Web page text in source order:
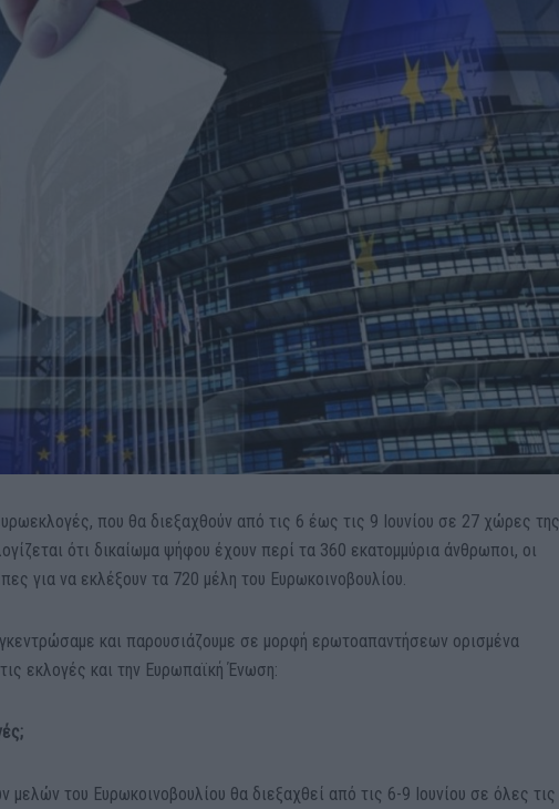
που θα διεξαχθούν από τις 6 έως τις 9 Ιουνίου σε 27 χώρες της
ότι δικαίωμα ψήφου έχουν περί τα 360 εκατομμύρια άνθρωποι, οι
για να εκλέξουν τα 720 μέλη του Ευρωκοινοβουλίου.
και παρουσιάζουμε σε μορφή ερωτοαπαντήσεων ορισμένα
εκλογές και την Ευρωπαϊκή Ένωση:
του Ευρωκοινοβουλίου θα διεξαχθεί από τις 6-9 Ιουνίου σε όλες τις